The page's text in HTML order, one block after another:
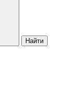
Найти